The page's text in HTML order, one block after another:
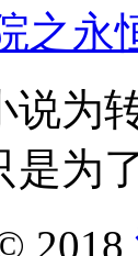
之永
说为
是为
2018